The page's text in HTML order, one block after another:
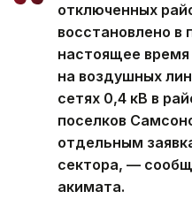
отключенных
восстановлено в
настоящее
на воздушных
сетях 0,4 кВ в
поселков
отдельным
сектора, —
акимата.